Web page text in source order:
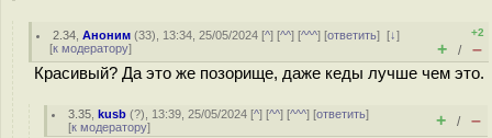
2.34 ,Аноним (33), 13:34, 25/05/2024 [^] [^^] [^^^] [ответить][↓]
[к модератору]
+2
+ / –
Красивый? Да это же позорище, даже кеды лучше чем это.
3.35 ,kusb (?), 13:39, 25/05/2024 [^] [^^] [^^^] [ответить]
[к модератору] + / –